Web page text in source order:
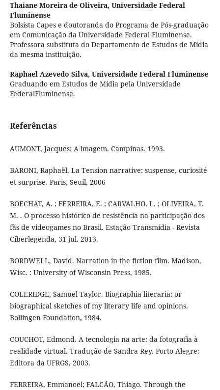
Thaiane Moreira de Oliveira, Universidade Federal
Fluminense
Bolsista Capes e doutoranda do Programa de Pós-graduação
em Comunicação da Universidade Federal Fluminense.
Professora substituta do Departamento de Estudos de Mídia
da mesma instituição.
Raphael Azevedo Silva, Universidade Federal Fluminense
Graduando em Estudos de Mídia pela Universidade
FederalFluminense.
Referências
AUMONT, Jacques; A imagem. Campinas. 1993.
BARONI, Raphaël. La Tension narrative: suspense, curiosité
et surprise. Paris, Seuil, 2006
BOECHAT, A. ; FERREIRA, E. ; CARVALHO, L. ; OLIVEIRA, T.
M. . O processo histórico de resistência na participação dos
fãs de videogames no Brasil. Estação Transmídia - Revista
Ciberlegenda, 31 jul. 2013.
BORDWELL, David. Narration in the fiction film. Madison,
Wisc. : University of Wisconsin Press, 1985.
COLERIDGE, Samuel Taylor. Biographia literaria: or
biographical sketches of my literary life and opinions.
Bollingen Foundation, 1984.
COUCHOT, Edmond. A tecnologia na arte: da fotografia à
realidade virtual. Tradução de Sandra Rey. Porto Alegre:
Editora da UFRGS, 2003.
FERREIRA, Emmanoel; FALCÃO, Thiago. Through the